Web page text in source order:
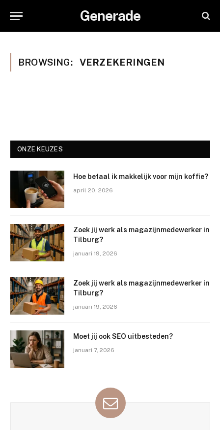
Generade
BROWSING: VERZEKERINGEN
ONZE KEUZES
Hoe betaal ik makkelijk voor mijn koffie?
april 20, 2026
Zoek jij werk als magazijnmedewerker in
Tilburg?
januari 19, 2026
Zoek jij werk als magazijnmedewerker in
Tilburg?
januari 19, 2026
Moet jij ook SEO uitbesteden?
januari 7, 2026